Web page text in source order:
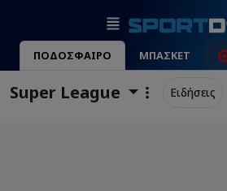
ΠΟΔΟΣΦΑΙΡΟ ΜΠΑΣΚΕΤ
Super League Ειδήσεις